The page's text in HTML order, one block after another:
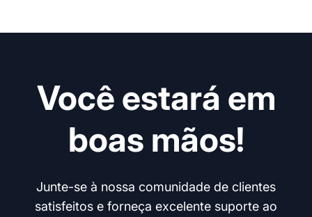
Você estará em
boas mãos!
Junte-se à nossa comunidade de clientes
satisfeitos e forneça excelente suporte ao